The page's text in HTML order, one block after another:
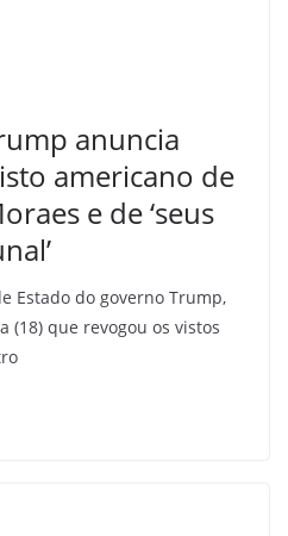
anuncia
americano de
e de ‘seus
Estado do governo Trump,
(18) que revogou os vistos